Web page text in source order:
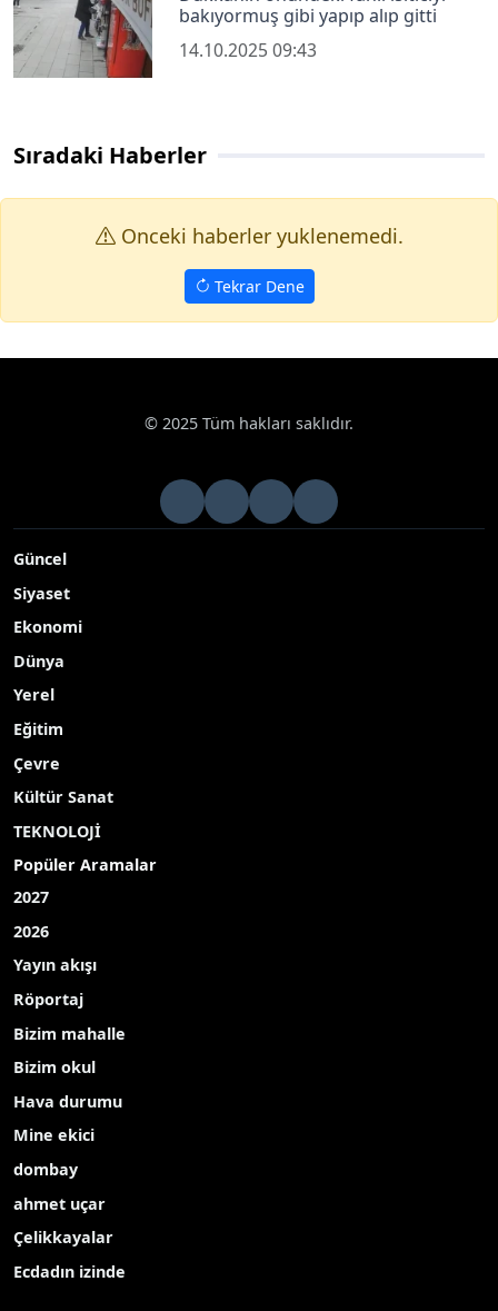
bakıyormuş gibi yapıp alıp gitti
14.10.2025 09:43
Sıradaki Haberler
Onceki haberler yuklenemedi.
Tekrar Dene
© 2025 Tüm hakları saklıdır.
Güncel
Siyaset
Ekonomi
Dünya
Yerel
Eğitim
Çevre
Kültür Sanat
TEKNOLOJİ
Popüler Aramalar
2027
2026
Yayın akışı
Röportaj
Bizim mahalle
Bizim okul
Hava durumu
Mine ekici
dombay
ahmet uçar
Çelikkayalar
Ecdadın izinde